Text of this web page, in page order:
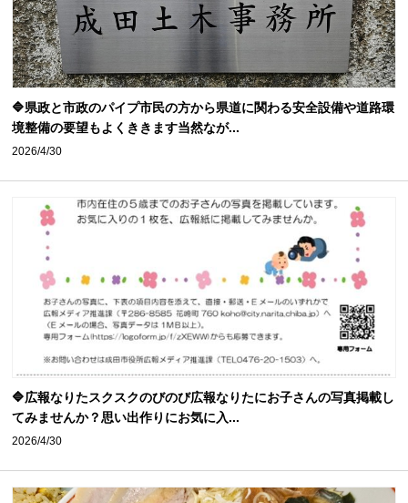
🔷県政と市政のパイプ市民の方から県道に関わる安全設備や道路環
境整備の要望もよくききます当然なが...
2026/4/30
🔷広報なりたスクスクのびのび広報なりたにお子さんの写真掲載し
てみませんか？思い出作りにお気に入...
2026/4/30